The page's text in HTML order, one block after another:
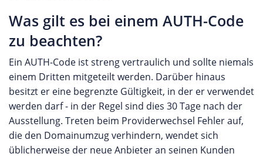
Was gilt es bei einem AUTH-Code
zu beachten?
Ein AUTH-Code ist streng vertraulich und sollte niemals
einem Dritten mitgeteilt werden. Darüber hinaus
besitzt er eine begrenzte Gültigkeit, in der er verwendet
werden darf - in der Regel sind dies 30 Tage nach der
Ausstellung. Treten beim Providerwechsel Fehler auf,
die den Domainumzug verhindern, wendet sich
üblicherweise der neue Anbieter an seinen Kunden